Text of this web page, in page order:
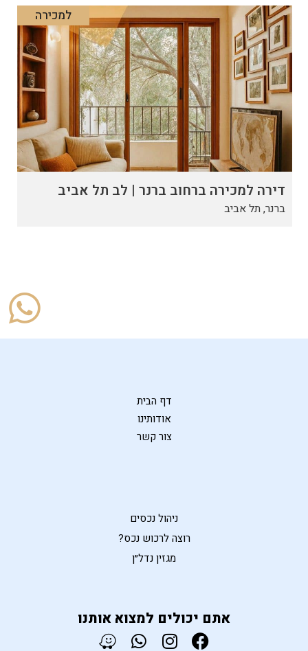
למכירה
דירה למכירה ברחוב ברנר | לב תל אביב
ברנר, תל אביב
דף הבית
אודותינו
צור קשר
ניהול נכסים
רוצה לרכוש נכס?
מגזין נדל״ן
אתם יכולים למצוא אותנו